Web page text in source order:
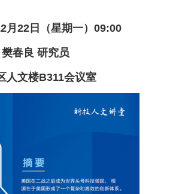
月22日（星期一）09:00
春良 研究员
人文楼B311会议室